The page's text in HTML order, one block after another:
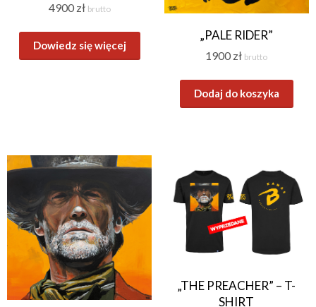
4900 zł brutto
Dowiedz się więcej
„PALE RIDER”
1900 zł brutto
Dodaj do koszyka
„THE PREACHER” – T-
SHIRT